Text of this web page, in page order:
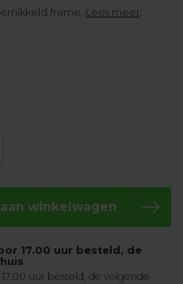
frame. Lees meer
winkelwagen
17.00 uur besteld, de
uur besteld, de volgende